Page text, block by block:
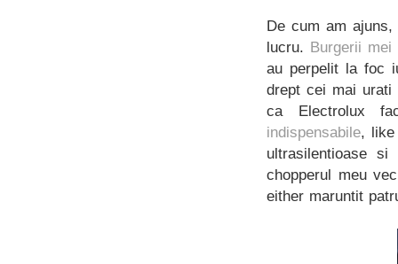
De cum am
lucru. Burgerii mei
au perpelit la foc
drept cei mai urati
ca Electrolux
indispensabile, like
ultrasilentioase
chopperul meu
either maruntit